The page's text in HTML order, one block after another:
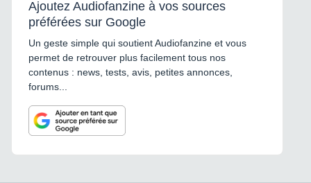
Ajoutez Audiofanzine à vos sources
préférées sur Google
Un geste simple qui soutient Audiofanzine et vous
permet de retrouver plus facilement tous nos
contenus : news, tests, avis, petites annonces,
forums...